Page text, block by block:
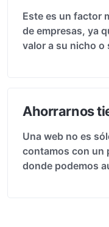
Este es un factor
de empresas, ya
valor a su nicho o
Ahorrarnos
Una web no es
contamos con un
donde podemos